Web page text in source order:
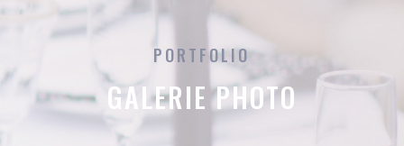
PORTFOLIO
GALERIE PHOTO